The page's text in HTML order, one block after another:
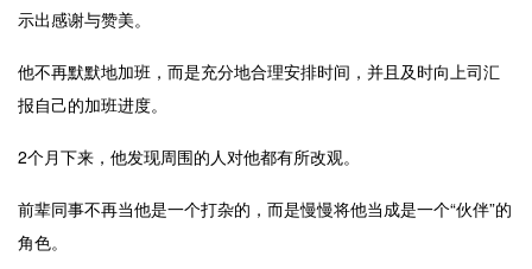
示出感谢与赞美。
他不再默默地加班，而是充分地合理安排时间，并且及时向上司汇
报自己的加班进度。
2个月下来，他发现周围的人对他都有所改观。
前辈同事不再当他是一个打杂的，而是慢慢将他当成是一个“伙伴”的
角色。